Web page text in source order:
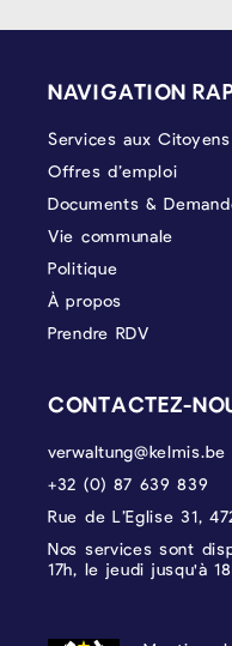
NAVIGATION
Services aux Citoyens
Offres d’emploi
Documents &
Vie communale
Politique
À propos
Prendre RDV
CONTACTEZ-
verwaltung@kelmis.be
+32 (0) 87 639 839
Rue de L’Eglise 31,
Nos services sont
17h, le jeudi jusqu'à